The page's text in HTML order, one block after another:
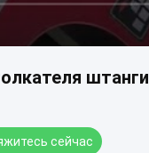
штанги
сейчас